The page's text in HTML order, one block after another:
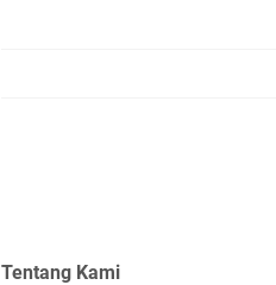
Tentang Kami